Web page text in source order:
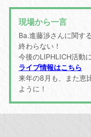
現場から一言
Ba.進藤渉さんに関す
終わらない！
今後のLIPHLICH活動
ライブ情報はこちら
来年の8月も、また恵
ように！